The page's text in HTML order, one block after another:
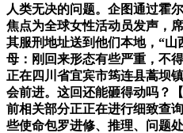
人类无决的问题。企图通过霍
焦点为全球女性活动员发声，
其服刑地址送到他们本地，“山
母：刚回来形态有些严重，不
正在四川省宜宾市筠连县蒿坝
会前进。这回还能砸得动吗？
前相关部分正正在进行细致查
些使命包罗进修、推理、问题